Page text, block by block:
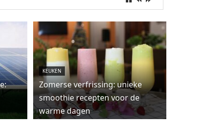
KEUKEN
Zomerse verfrissing: unieke
smoothie recepten voor de
warme dagen